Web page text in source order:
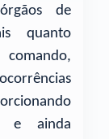
de
quanto
comando,
e ainda